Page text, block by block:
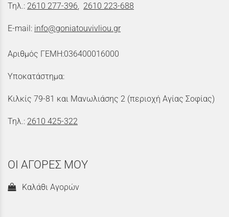
Τηλ.: 2610 277-396 2610 223-688
E-mail: info@goniatouvivliou.gr
Αριθμός ΓΕΜΗ:036400016000
Υποκατάστημα:
Κιλκίς 79-81 και Μανωλιάσης 2 (περιοχή Αγίας Σοφίας)
Τηλ.: 2610 425-322
ΟΙ ΑΓΟΡΕΣ ΜΟΥ
Καλάθι Αγορών